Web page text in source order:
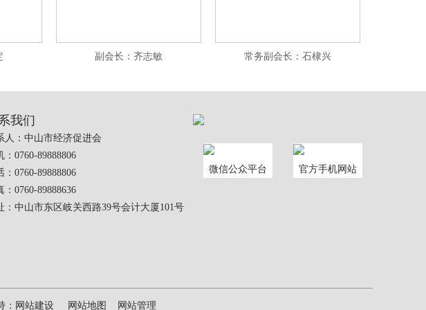
副会长：齐志敏 常务副会长：石棣兴
我们
人：中山市经济促进会
：0760-89888806
：0760-89888806
：0760-89888636
：中山市东区岐关西路39号会计大厦101号
微信公众平台 官方手机网站
网站建设 网站地图 网站管理